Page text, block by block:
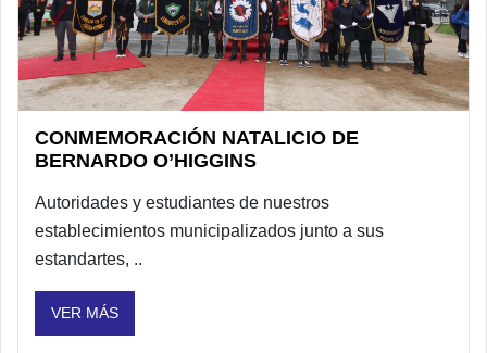
CONMEMORACIÓN NATALICIO DE
BERNARDO O’HIGGINS
Autoridades y estudiantes de nuestros
establecimientos municipalizados junto a sus
estandartes, ..
VER MÁS